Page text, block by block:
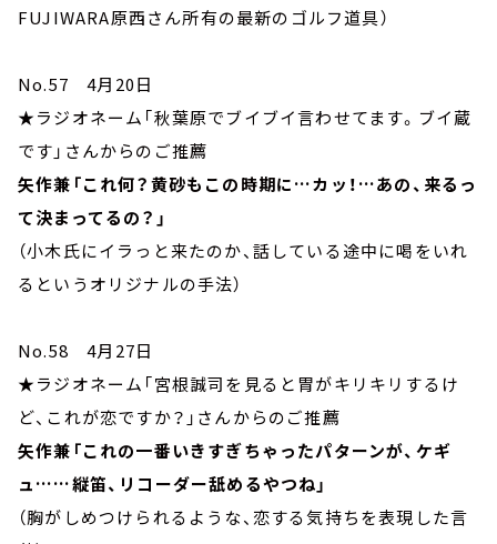
FUJIWARA原西さん所有の最新のゴルフ道具）
No.57 4月20日
★ラジオネーム「秋葉原でブイブイ言わせてます。ブイ蔵
です」さんからのご推薦
矢作兼「これ何？黄砂もこの時期に…カッ！…あの、来るっ
て決まってるの？」
（小木氏にイラっと来たのか、話している途中に喝をいれ
るというオリジナルの手法）
No.58 4月27日
★ラジオネーム「宮根誠司を見ると胃がキリキリするけ
ど、これが恋ですか？」さんからのご推薦
矢作兼「これの一番いきすぎちゃったパターンが、ケギ
ュ……縦笛、リコーダー舐めるやつね」
（胸がしめつけられるような、恋する気持ちを表現した言